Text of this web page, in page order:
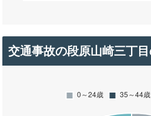
交通事故の段原山崎三丁